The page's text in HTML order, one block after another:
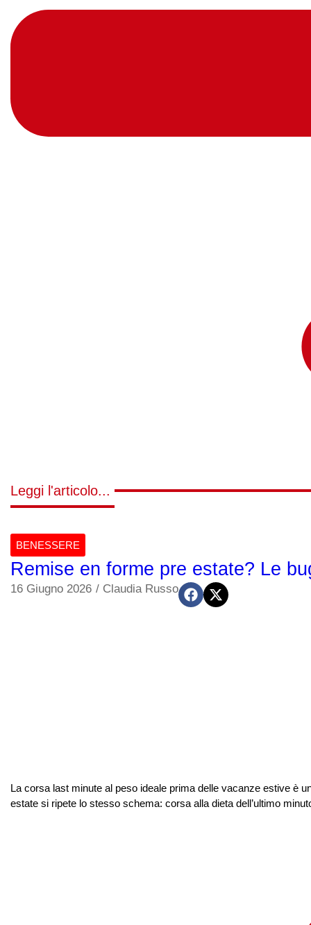
Leggi l'articolo...
BENESSERE
Remise en forme pre estate? Le
16 Giugno 2026 / Claudia Russo
La corsa last minute al peso ideale prima delle vacanze estive è
estate si ripete lo stesso schema: corsa alla dieta dell’ultimo